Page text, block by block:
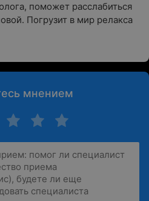
поможет расслабиться
Погрузит в мир релакса
мнением